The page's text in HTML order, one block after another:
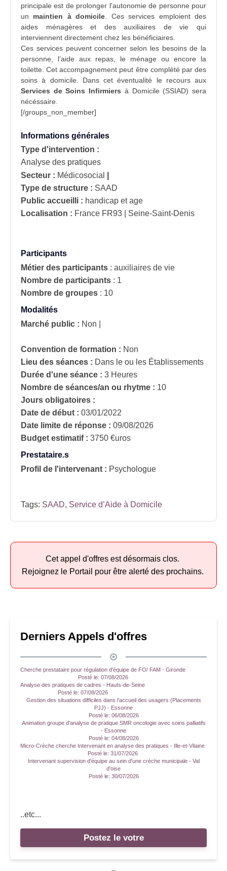
principale est de prolonger l'autonomie de personne pour
un maintien à domicile . Ces services emploient des
aides ménagères et des auxiliaires de vie qui
interviennent directement chez les bénéficiaires.
Ces services peuvent concerner selon les besoins de la
personne, l’aide aux repas, le ménage ou encore la
toilette. Cet accompagnement peut être complété par des
soins à domicile. Dans cet éventualité le recours aux
Services de Soins Infirmiers à Domicile (SSIAD) sera
nécéssaire.
[/groups_non_member]
Informations générales
Type d'intervention :
Analyse des pratiques
Secteur : Médicosocial
Type de structure : SAAD
Public accueilli : handicap et age
Localisation : France FR93 | Seine-Saint-Denis
Participants
Métier des participants : auxiliaires de vie
Nombre de participants : 1
Nombre de groupes : 10
Modalités
Marché public : Non
Convention de formation : Non
Lieu des séances : Dans le ou les Établissements
Durée d'une séance : 3 Heures
Nombre de séances/an ou rhytme : 10
Jours obligatoires :
Date de début : 03/01/2022
Date limite de réponse : 09/08/2026
Budget estimatif : 3750 €uros
Prestataire.s
Profil de l'intervenant : Psychologue
Tags: SAAD, Service d’Aide à Domicile
Cet appel d'offres est désormais clos.
Rejoignez le Portail pour être alerté des prochains.
Derniers Appels d'offres
Cherche prestataire pour régulation d'équipe de FO/ FAM - Gironde
Posté le: 07/08/2026
Analyse des pratiques de cadres - Hauts-de-Seine
Posté le: 07/08/2026
Gestion des situations difficiles dans l’accueil des usagers (Placements
PJJ) - Essonne
Posté le: 06/08/2026
Animation groupe d'analyse de pratique SMR oncologie avec soins palliatifs
- Essonne
Posté le: 04/08/2026
Micro-Crèche cherche Intervenant en analyse des pratiques - Ille-et-Vilaine
Posté le: 31/07/2026
Intervenant supervision d'équipe au sein d'une crèche municipale - Val
d'oise
Posté le: 30/07/2026
..etc...
Postez le votre